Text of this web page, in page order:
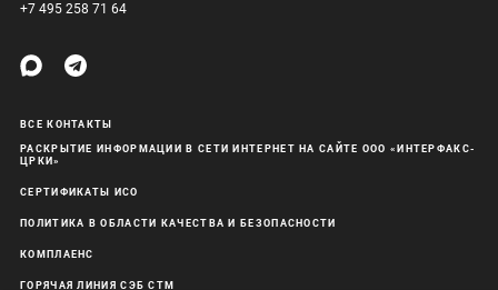
+7 495 258 71 64
ВСЕ КОНТАКТЫ
РАСКРЫТИЕ ИНФОРМАЦИИ В СЕТИ ИНТЕРНЕТ НА САЙТЕ ООО «ИНТЕРФАКС-
ЦРКИ»
СЕРТИФИКАТЫ ИСО
ПОЛИТИКА В ОБЛАСТИ КАЧЕСТВА И БЕЗОПАСНОСТИ
КОМПЛАЕНС
ГОРЯЧАЯ ЛИНИЯ СЭБ СТМ